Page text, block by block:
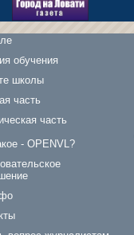
обучения
школы
часть
часть
- OPENVL?